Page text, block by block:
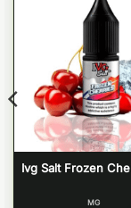
Ivg Salt Frozen
MG